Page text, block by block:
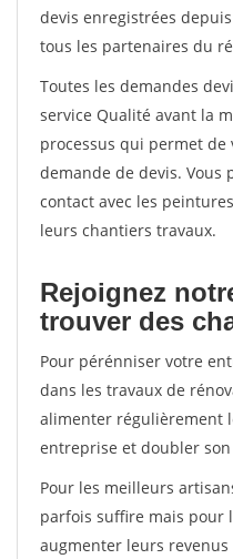
devis enregistrées
tous les partenaires du
Toutes les demandes
service Qualité avant la
processus qui permet
demande de devis. Vous
contact avec les
leurs chantiers travaux.
Rejoignez
trouver des
Pour pérénniser votre
dans les travaux de
alimenter régulièrement
entreprise et doubler
Pour les meilleurs
parfois suffire mais pour
augmenter leurs